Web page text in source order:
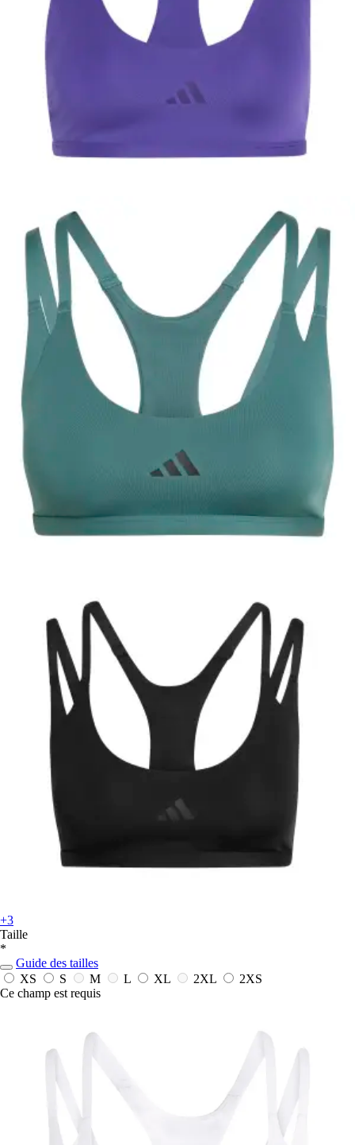
+3
Taille
*
Guide des tailles
XS
S M L XL 2XL
2XS
Ce champ est requis